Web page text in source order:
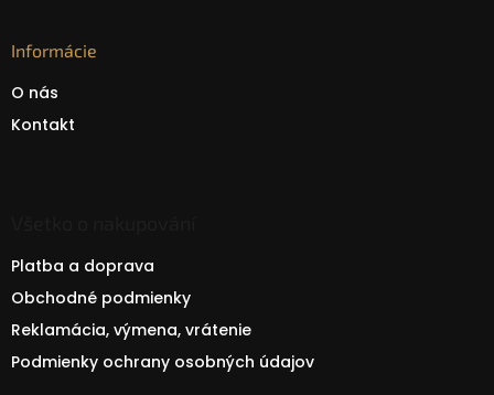
Informácie
O nás
Kontakt
Platba a doprava
Obchodné podmienky
Reklamácia, výmena, vrátenie
Podmienky ochrany osobných údajov